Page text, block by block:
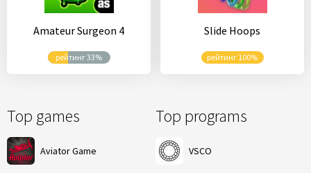
Top games
Aviator Game
Top programs
VSCO
Amateur Surgeon 4
рейтинг 33%
Slide Hoops
рейтинг 100%